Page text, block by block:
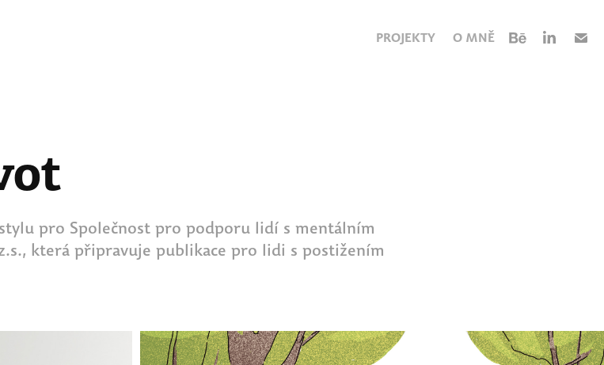
PROJEKTY O MNĚ
pro Společnost pro podporu lidí s mentálním
která připravuje publikace pro lidi s postižením